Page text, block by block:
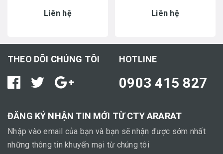
Liên hệ Liên hệ
THEO DÕI CHÚNG TÔI HOTLINE
0903 415 827
ĐĂNG KÝ NHẬN TIN MỚI TỪ CTY ARARAT
Nhập vào email của bạn và bạn sẽ nhận được sớm nhất
những thông tin khuyến mại từ chúng tôi